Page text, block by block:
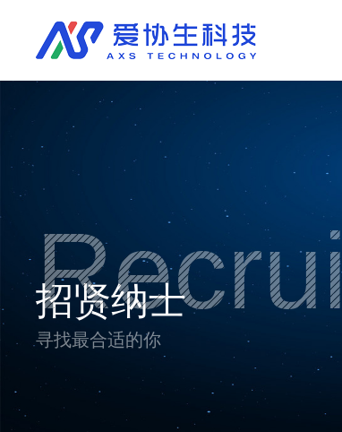
招贤纳士
寻找最合适的你